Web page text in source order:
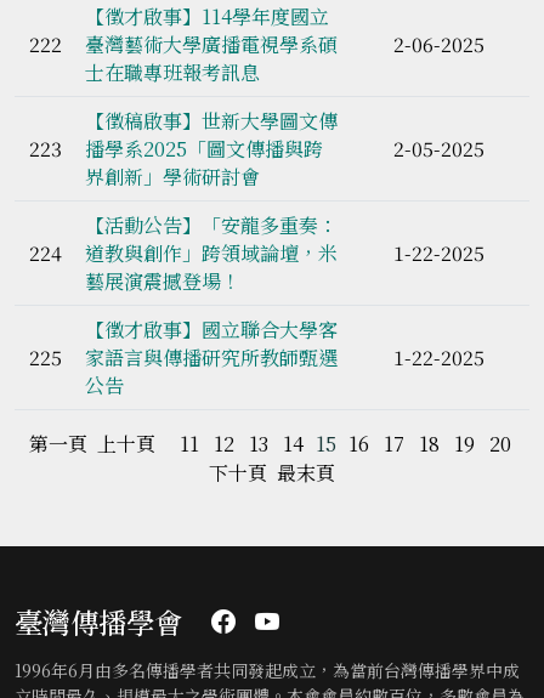
222
【徵才啟事】114學年度國立
臺灣藝術大學廣播電視學系碩
士在職專班報考訊息
2-06-2025
223
【徵稿啟事】世新大學圖文傳
播學系2025「圖文傳播與跨
界創新」學術研討會
2-05-2025
224
【活動公告】「安龍多重奏：
道教與創作」跨領域論壇，米
藝展演震撼登場！
1-22-2025
225
【徵才啟事】國立聯合大學客
家語言與傳播研究所教師甄選
公告
1-22-2025
第一頁 上十頁 11 12 13 14 15 16 17 18 19
20
下十頁 最末頁
臺灣傳播學會
1996年6月由多名傳播學者共同發起成立，為當前台灣傳播學界中成